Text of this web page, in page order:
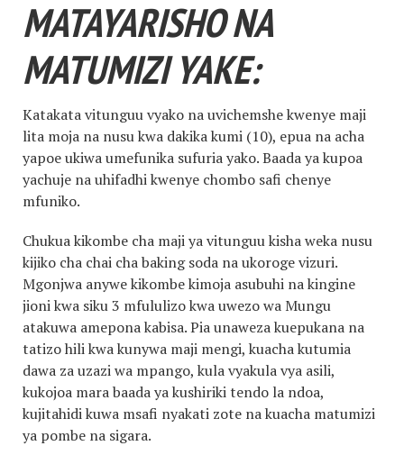
MATAYARISHO NA
MATUMIZI YAKE:
Katakata vitunguu vyako na uvichemshe kwenye maji
lita moja na nusu kwa dakika kumi (10), epua na acha
yapoe ukiwa umefunika sufuria yako. Baada ya kupoa
yachuje na uhifadhi kwenye chombo safi chenye
mfuniko.
Chukua kikombe cha maji ya vitunguu kisha weka nusu
kijiko cha chai cha baking soda na ukoroge vizuri.
Mgonjwa anywe kikombe kimoja asubuhi na kingine
jioni kwa siku 3 mfululizo kwa uwezo wa Mungu
atakuwa amepona kabisa. Pia unaweza kuepukana na
tatizo hili kwa kunywa maji mengi, kuacha kutumia
dawa za uzazi wa mpango, kula vyakula vya asili,
kukojoa mara baada ya kushiriki tendo la ndoa,
kujitahidi kuwa msafi nyakati zote na kuacha matumizi
ya pombe na sigara.